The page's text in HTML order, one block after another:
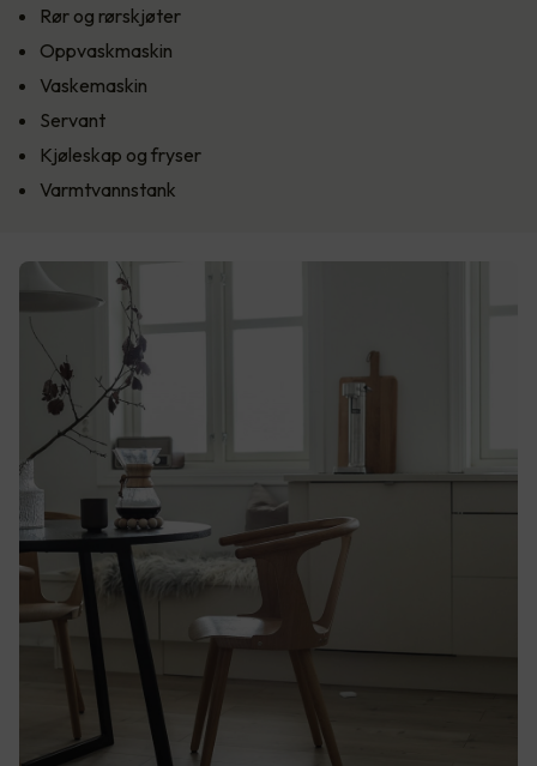
Rør og rørskjøter
Oppvaskmaskin
Vaskemaskin
Servant
Kjøleskap og fryser
Varmtvannstank